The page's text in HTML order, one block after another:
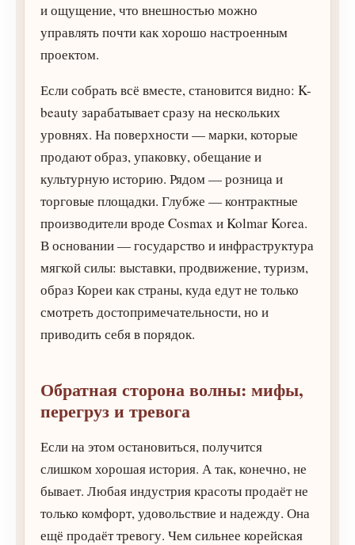
и ощущение, что внешностью можно
управлять почти как хорошо настроенным
проектом.
Если собрать всё вместе, становится видно: K-
beauty зарабатывает сразу на нескольких
уровнях. На поверхности — марки, которые
продают образ, упаковку, обещание и
культурную историю. Рядом — розница и
торговые площадки. Глубже — контрактные
производители вроде Cosmax и Kolmar Korea.
В основании — государство и инфраструктура
мягкой силы: выставки, продвижение, туризм,
образ Кореи как страны, куда едут не только
смотреть достопримечательности, но и
приводить себя в порядок.
Обратная сторона волны: мифы,
перегруз и тревога
Если на этом остановиться, получится
слишком хорошая история. А так, конечно, не
бывает. Любая индустрия красоты продаёт не
только комфорт, удовольствие и надежду. Она
ещё продаёт тревогу. Чем сильнее корейская